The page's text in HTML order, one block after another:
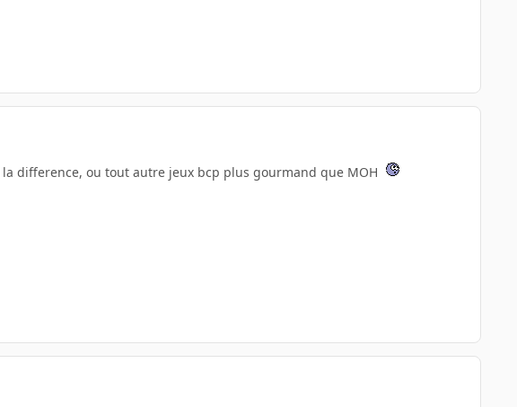
difference, ou tout autre jeux bcp plus gourmand que MOH